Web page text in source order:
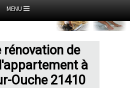
MENU
rénovation de
à
Ouche 21410